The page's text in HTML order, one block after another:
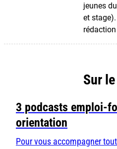
jeunes
et
Sur
3 podcasts emploi-
orientation
Pour vous accompagner